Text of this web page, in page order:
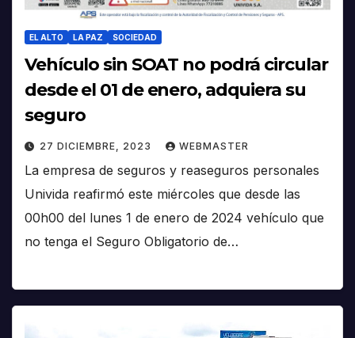
EL ALTO LA PAZ SOCIEDAD
Vehículo sin SOAT no podrá circular
desde el 01 de enero, adquiera su
seguro
27 DICIEMBRE, 2023 WEBMASTER
La empresa de seguros y reaseguros personales
Univida reafirmó este miércoles que desde las
00h00 del lunes 1 de enero de 2024 vehículo que
no tenga el Seguro Obligatorio de…